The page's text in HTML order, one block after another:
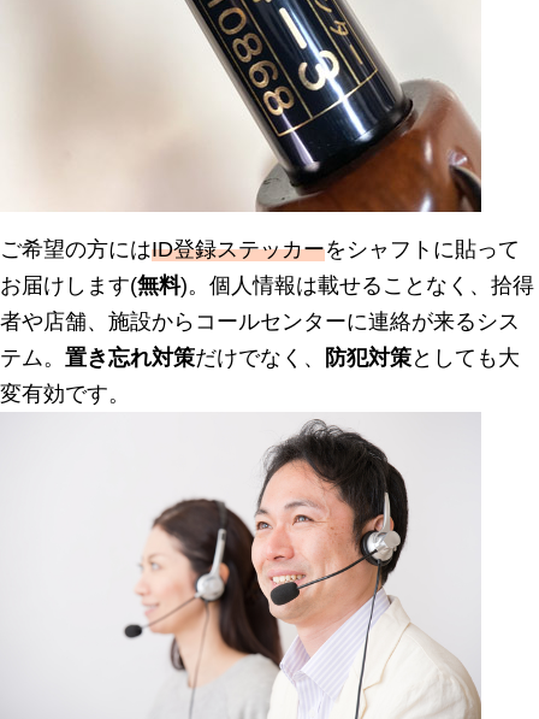
ご希望の方にはID登録ステッカーをシャフトに貼って
お届けします(無料)。個人情報は載せることなく、拾得
者や店舗、施設からコールセンターに連絡が来るシス
テム。 置き忘れ対策だけでなく、 防犯対策としても大
変有効です。